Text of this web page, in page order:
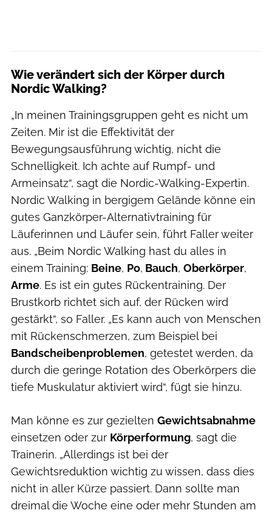
Wie verändert sich der Körper durch
Nordic Walking?
„In meinen Trainingsgruppen geht es nicht um
Zeiten. Mir ist die Effektivität der
Bewegungsausführung wichtig, nicht die
Schnelligkeit. Ich achte auf Rumpf- und
Armeinsatz“, sagt die Nordic-Walking-Expertin.
Nordic Walking in bergigem Gelände könne ein
gutes Ganzkörper-Alternativtraining für
Läuferinnen und Läufer sein, führt Faller weiter
aus. „Beim Nordic Walking hast du alles in
einem Training: Beine, Po, Bauch, Oberkörper,
Arme. Es ist ein gutes Rückentraining. Der
Brustkorb richtet sich auf, der Rücken wird
gestärkt“, so Faller. „Es kann auch von Menschen
mit Rückenschmerzen, zum Beispiel bei
Bandscheibenproblemen, getestet werden, da
durch die geringe Rotation des Oberkörpers die
tiefe Muskulatur aktiviert wird“, fügt sie hinzu.
Man könne es zur gezielten Gewichtsabnahme
einsetzen oder zur Körperformung, sagt die
Trainerin. „Allerdings ist bei der
Gewichtsreduktion wichtig zu wissen, dass dies
nicht in aller Kürze passiert. Dann sollte man
dreimal die Woche eine oder mehr Stunden am